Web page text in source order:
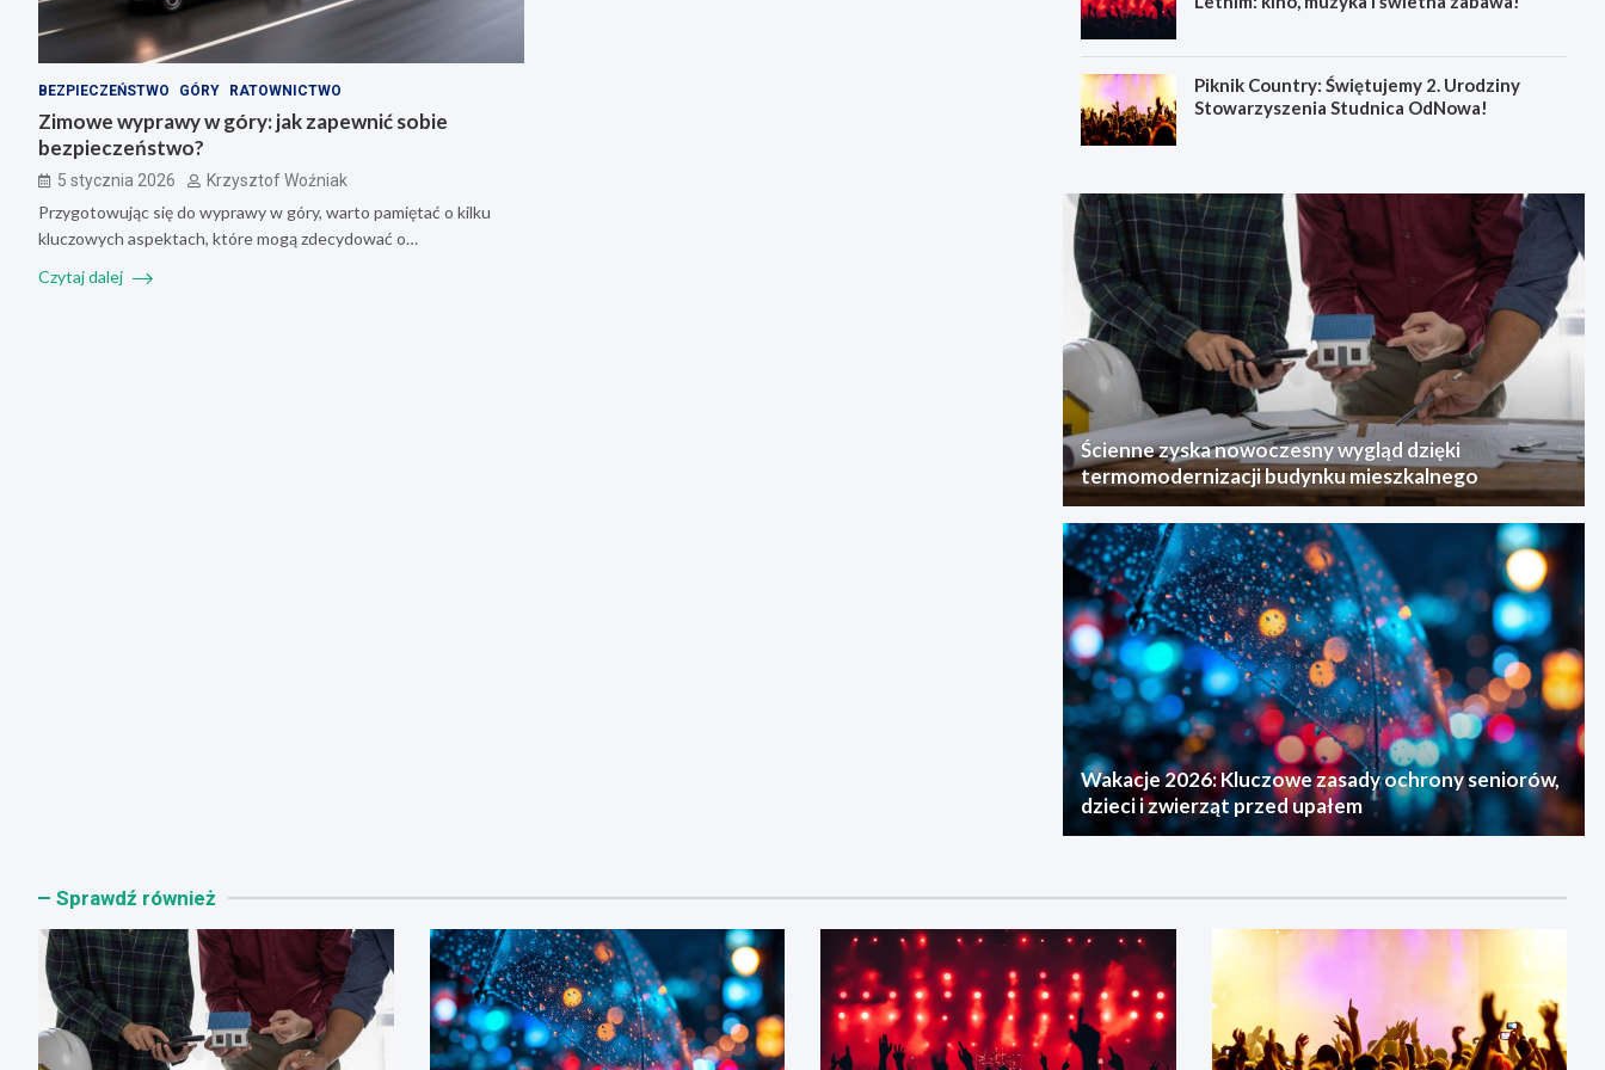
BEZPIECZEŃSTWO GÓRY RATOWNICTWO
Zimowe wyprawy w góry: jak zapewnić sobie
bezpieczeństwo?
5 stycznia 2026 Krzysztof Woźniak
Przygotowując się do wyprawy w góry, warto pamiętać o kilku
kluczowych aspektach, które mogą zdecydować o…
Czytaj dalej
Piknik Country: Świętujemy 2. Urodziny
Stowarzyszenia Studnica OdNowa!
Ścienne zyska nowoczesny wygląd dzięki
termomodernizacji budynku mieszkalnego
Wakacje 2026: Kluczowe zasady ochrony seniorów,
dzieci i zwierząt przed upałem
Sprawdź również